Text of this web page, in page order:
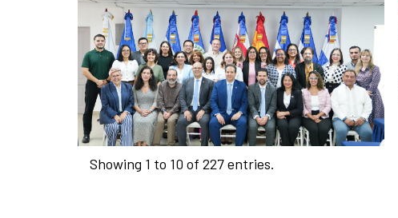
Showing 1 to 10 of 227 entries.